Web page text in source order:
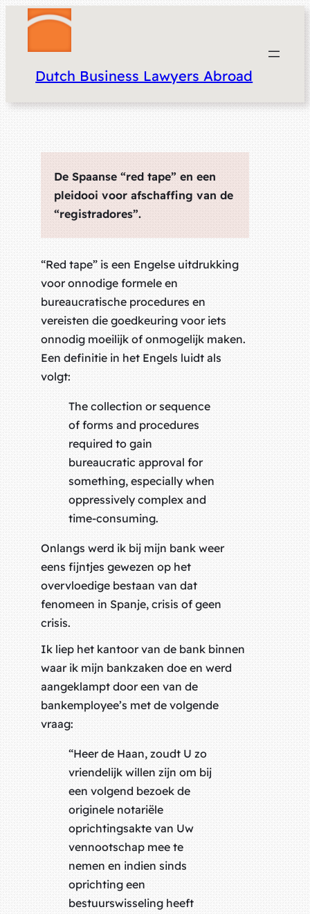
Dutch Business Lawyers Abroad
De Spaanse “red tape” en een
pleidooi voor afschaffing van de
“registradores”.
“Red tape” is een Engelse uitdrukking
voor onnodige formele en
bureaucratische procedures en
vereisten die goedkeuring voor iets
onnodig moeilijk of onmogelijk maken.
Een definitie in het Engels luidt als
volgt:
The collection or sequence
of forms and procedures
required to gain
bureaucratic approval for
something, especially when
oppressively complex and
time-consuming.
Onlangs werd ik bij mijn bank weer
eens fijntjes gewezen op het
overvloedige bestaan van dat
fenomeen in Spanje, crisis of geen
crisis.
Ik liep het kantoor van de bank binnen
waar ik mijn bankzaken doe en werd
aangeklampt door een van de
bankemployee’s met de volgende
vraag:
“Heer de Haan, zoudt U zo
vriendelijk willen zijn om bij
een volgend bezoek de
originele notariële
oprichtingsakte van Uw
vennootschap mee te
nemen en indien sinds
oprichting een
bestuurswisseling heeft